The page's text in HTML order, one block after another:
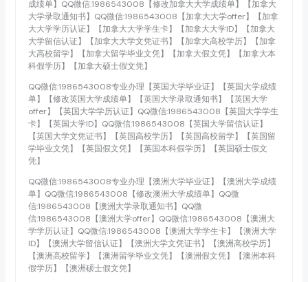
成绩单】QQ微信:1986543008【修改加拿大大学成绩单】【加拿大
大学录取通知书】QQ微信:1986543008【加拿大大学offer】【加拿
大大学学历认证】【加拿大大学学生卡】【加拿大大学ID】【加拿大
大学留信认证】【加拿大大学文凭证书】【加拿大高校学历】【加拿
大高校留学】【加拿大留学毕业文凭】【加拿大假文凭】【加拿大本
科假学历】【加拿大硕士假文凭】
QQ微信:1986543008专业办理【英国大学毕业证】【英国大学成绩
单】【修改英国大学成绩单】【英国大学录取通知书】【英国大学
offer】【英国大学学历认证】QQ微信:1986543008【英国大学学生
卡】【英国大学ID】QQ微信:1986543008【英国大学留信认证】
【英国大学文凭证书】【英国高校学历】【英国高校留学】【英国留
学毕业文凭】【英国假文凭】【英国本科假学历】【英国硕士假文
凭】
QQ微信:1986543008专业办理【澳洲大学毕业证】【澳洲大学成绩
单】QQ微信:1986543008【修改澳洲大学成绩单】QQ微
信:1986543008【澳洲大学录取通知书】QQ微
信:1986543008【澳洲大学offer】QQ微信:1986543008【澳洲大
学学历认证】QQ微信:1986543008【澳洲大学学生卡】【澳洲大学
ID】【澳洲大学留信认证】【澳洲大学文凭证书】【澳洲高校学历】
【澳洲高校留学】【澳洲留学毕业文凭】【澳洲假文凭】【澳洲本科
假学历】【澳洲硕士假文凭】